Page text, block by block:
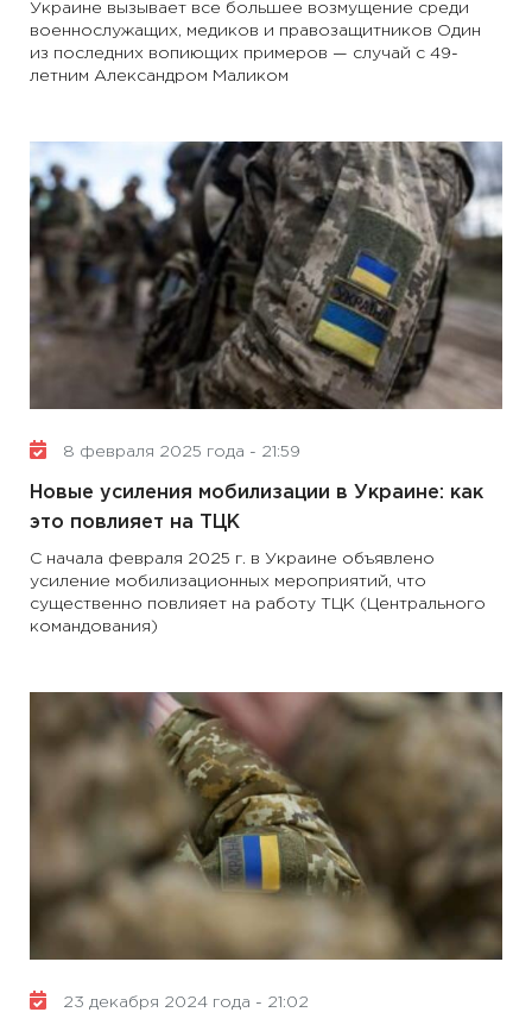
Украине вызывает все большее возмущение среди
военнослужащих, медиков и правозащитников Один
из последних вопиющих примеров — случай с 49-
летним Александром Маликом
8 февраля 2025 года - 21:59
Новые усиления мобилизации в Украине: как
это повлияет на ТЦК
С начала февраля 2025 г. в Украине объявлено
усиление мобилизационных мероприятий, что
существенно повлияет на работу ТЦК (Центрального
командования)
23 декабря 2024 года - 21:02